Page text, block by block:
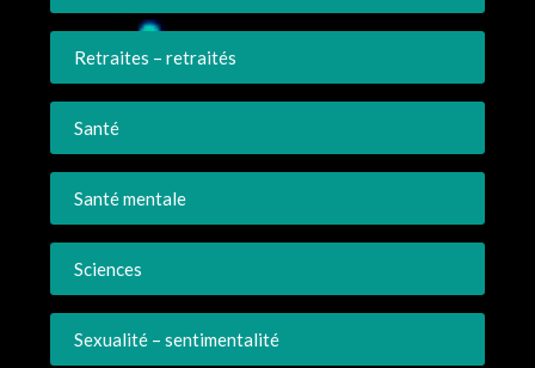
Retraites – retraités
Santé
Santé mentale
Sciences
Sexualité – sentimentalité